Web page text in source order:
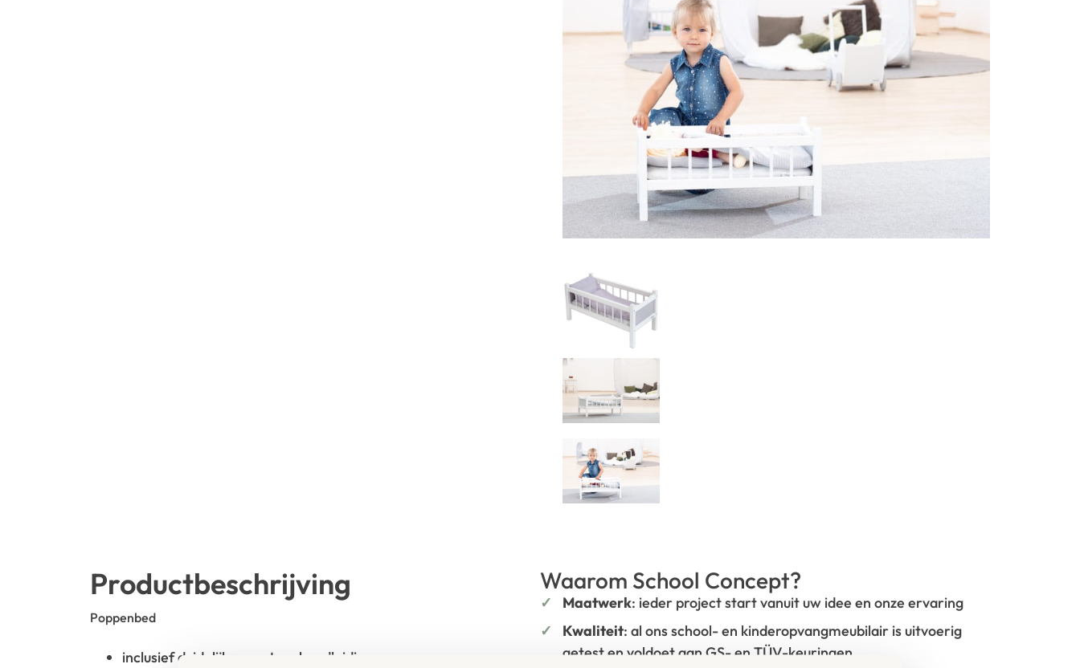
Productbeschrijving
Poppenbed
inclusief duidelijke montagehandleiding
Waarom School Concept?
Maatwerk: ieder project start vanuit uw idee en onze ervaring
Kwaliteit: al ons school- en kinderopvangmeubilair is uitvoerig
getest en voldoet aan GS- en TÜV-keuringen